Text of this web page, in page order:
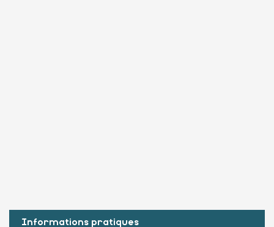
Informations pratiques